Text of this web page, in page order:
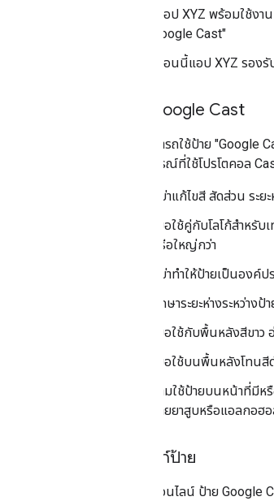
"แอป XYZ พร้อมใช้ง
Google Cast"
"ตอนนี้แอป XYZ รอง
ป้าย Google Cast
คุณสามารถใช้ป้าย "Google
กับอุปกรณ์ที่ใช้โปรโตคอล
อย่าแก้ไขสี สัดส่วน ร
เมื่อใช้คู่กับโลโก้สำห
หรือใหญ่กว่า
อย่าทำให้ป้ายเป็นองค์
รักษาระยะห่างระหว่า
เมื่อใช้กับพื้นหลังสีขาว
เมื่อใช้บนพื้นหลังโทนสี
ห้ามใช้ป้ายบนหน้าที่มี
ขายยาสูบหรือแอลกอ
การลิงก์ป้าย
เมื่อใช้ออนไลน์ ป้าย